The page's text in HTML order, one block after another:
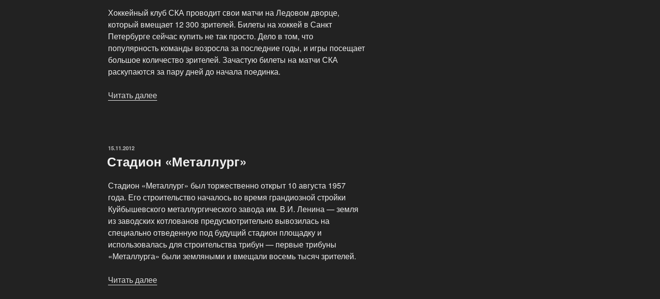
Хоккейный клуб СКА проводит свои матчи на Ледовом дворце,
который вмещает 12 300 зрителей. Билеты на хоккей в Санкт
Петербурге сейчас купить не так просто. Дело в том, что
популярность команды возросла за последние годы, и игры посещает
большое количество зрителей. Зачастую билеты на матчи СКА
раскупаются за пару дней до начала поединка.
Читать далее
ОПУБЛИКОВАНО
15.11.2012
Стадион «Металлург»
Стадион «Металлург» был торжественно открыт 10 августа 1957
года. Его строительство началось во время грандиозной стройки
Куйбышевского металлургического завода им. В.И. Ленина — земля
из заводских котлованов предусмотрительно вывозилась на
специально отведенную под будущий стадион площадку и
использовалась для строительства трибун — первые трибуны
«Металлурга» были земляными и вмещали восемь тысяч зрителей.
Читать далее